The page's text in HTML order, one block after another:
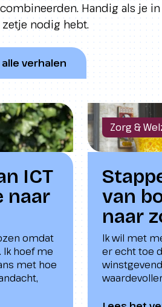
Handig als je
nodig hebt.
alle verhalen
ICT
naar
omdat
hoef me
met hoe
Zorg &
van
naar
Ik wil met
er echt toe